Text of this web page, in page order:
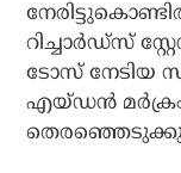
റിച്ചാര്‍ഡ്‌സ്
ടോസ് നേടിയ
എയ്ഡന്‍